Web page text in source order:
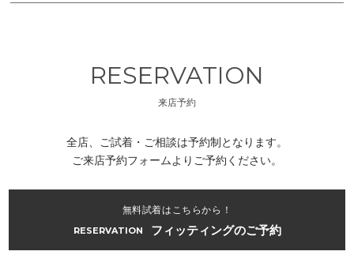
RESERVATION
来店予約
全店、ご試着・ご相談は予約制となります。
ご来店予約フォームよりご予約ください。
無料試着はこちらから！
RESERVATION
フィッティングのご予約